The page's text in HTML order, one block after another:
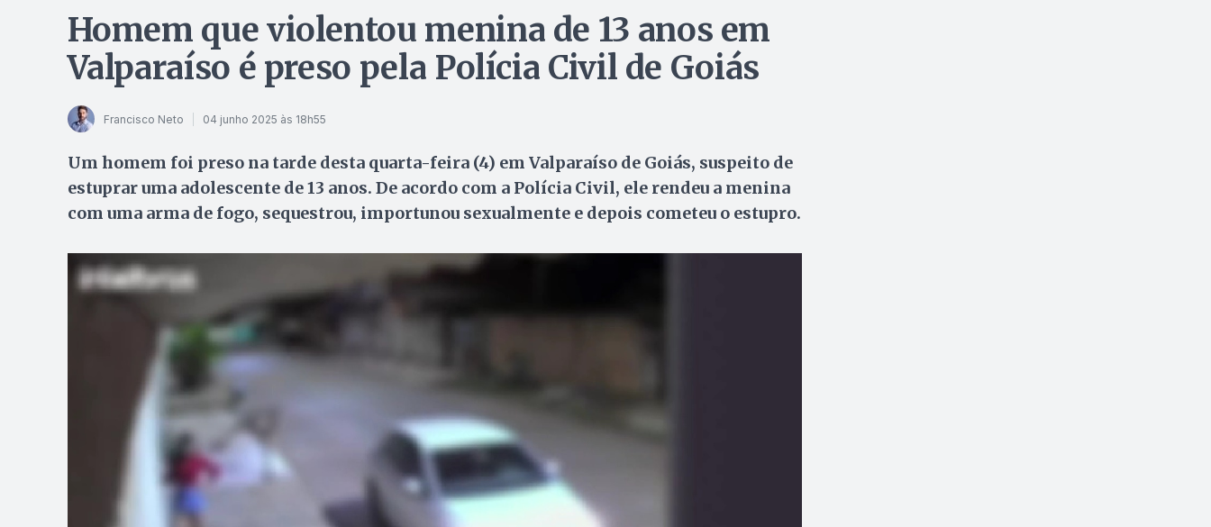
Homem que violentou menina de 13 anos em
Valparaíso é preso pela Polícia Civil de Goiás
Francisco Neto 04 junho 2025 às 18h55
Um homem foi preso na tarde desta quarta-feira (4) em Valparaíso de Goiás, suspeito de
estuprar uma adolescente de 13 anos. De acordo com a Polícia Civil, ele rendeu a menina
com uma arma de fogo, sequestrou, importunou sexualmente e depois cometeu o estupro.